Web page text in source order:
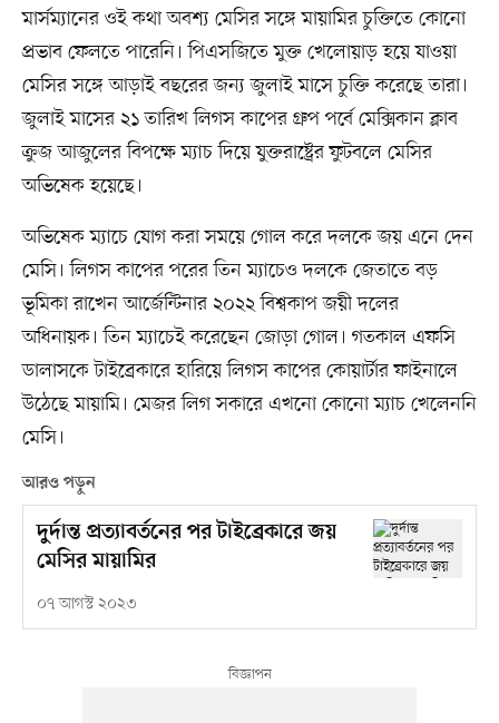
মার্সম্যানের ওই কথা অবশ্য মেসির সঙ্গে মায়ামির চুক্তিতে কোনো
প্রভাব ফেলতে পারেনি। পিএসজিতে মুক্ত খেলোয়াড় হয়ে যাওয়া
মেসির সঙ্গে আড়াই বছরের জন্য জুলাই মাসে চুক্তি করেছে তারা।
জুলাই মাসের ২১ তারিখ লিগস কাপের গ্রুপ পর্বে মেক্সিকান ক্লাব
ক্রুজ আজুলের বিপক্ষে ম্যাচ দিয়ে যুক্তরাষ্ট্রের ফুটবলে মেসির
অভিষেক হয়েছে।
অভিষেক ম্যাচে যোগ করা সময়ে গোল করে দলকে জয় এনে দেন
মেসি। লিগস কাপের পরের তিন ম্যাচেও দলকে জেতাতে বড়
ভূমিকা রাখেন আর্জেন্টিনার ২০২২ বিশ্বকাপ জয়ী দলের
অধিনায়ক। তিন ম্যাচেই করেছেন জোড়া গোল। গতকাল এফসি
ডালাসকে টাইব্রেকারে হারিয়ে লিগস কাপের কোয়ার্টার ফাইনালে
উঠেছে মায়ামি। মেজর লিগ সকারে এখনো কোনো ম্যাচ খেলেননি
মেসি।
আরও পড়ুন
দুর্দান্ত প্রত্যাবর্তনের পর টাইব্রেকারে জয়
মেসির মায়ামির
০৭ আগস্ট ২০২৩